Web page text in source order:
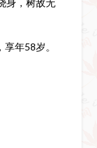
年58岁。